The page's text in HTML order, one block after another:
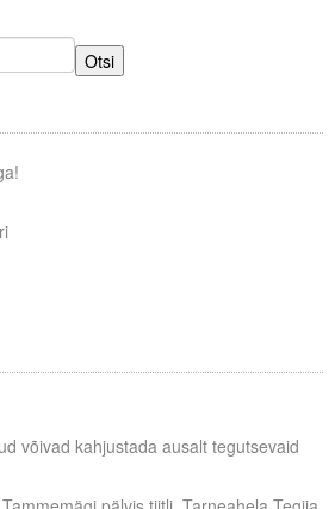
Otsi
võivad kahjustada ausalt tegutsevaid